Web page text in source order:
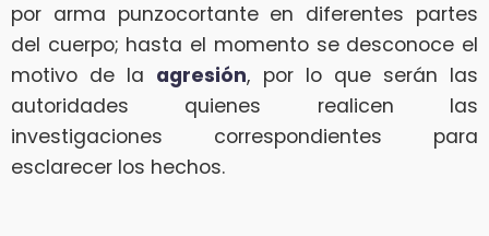
por arma punzocortante en diferentes partes
del cuerpo; hasta el momento se desconoce el
motivo de la agresión, por lo que serán las
autoridades quienes realicen las
investigaciones correspondientes para
esclarecer los hechos.